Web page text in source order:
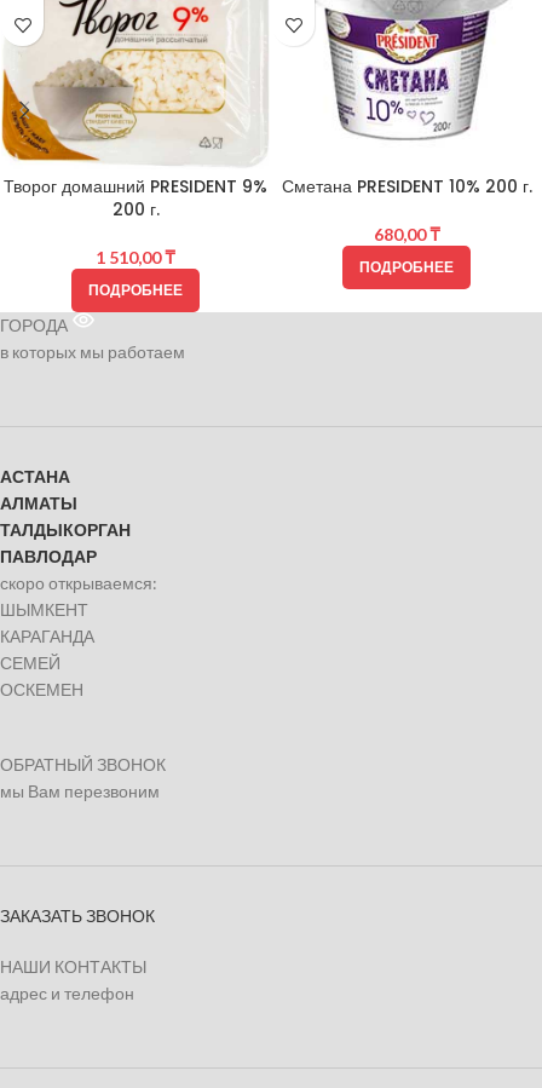
Творог домашний PRESIDENT 9%
200 г.
1 510,00₸
ПОДРОБНЕЕ
Сметана PRESIDENT 10% 200 г.
680,00₸
ПОДРОБНЕЕ
ГОРОДА
в которых мы работаем
АСТАНА
АЛМАТЫ
ТАЛДЫКОРГАН
ПАВЛОДАР
скоро открываемся:
ШЫМКЕНТ
КАРАГАНДА
СЕМЕЙ
ОСКЕМЕН
ОБРАТНЫЙ ЗВОНОК
мы Вам перезвоним
ЗАКАЗАТЬ ЗВОНОК
НАШИ КОНТАКТЫ
адрес и телефон